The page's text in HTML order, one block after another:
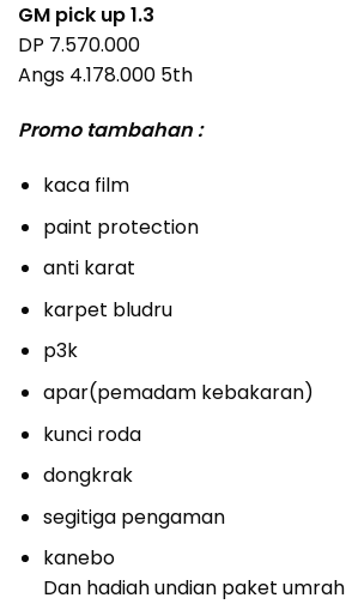
GM pick up 1.3
DP 7.570.000
Angs 4.178.000 5th
Promo tambahan :
kaca film
paint protection
anti karat
karpet bludru
p3k
apar(pemadam kebakaran)
kunci roda
dongkrak
segitiga pengaman
kanebo
Dan hadiah undian paket umrah